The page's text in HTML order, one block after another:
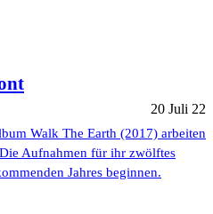
20 Juli 22
Walk The Earth (2017) arbeiten
Aufnahmen für ihr zwölftes
Jahres beginnen.